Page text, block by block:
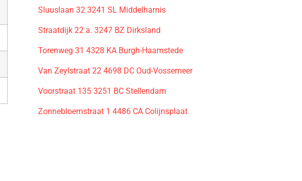
Sluuslaan 32 3241 SL Middelharnis
Straatdijk 22 a. 3247 BZ Dirksland
Torenweg 31 4328 KA Burgh-Haamstede
Van Zeylstraat 22 4698 DC Oud-Vossemeer
Voorstraat 135 3251 BC Stellendam
Zonnebloemstraat 1 4486 CA Colijnsplaat